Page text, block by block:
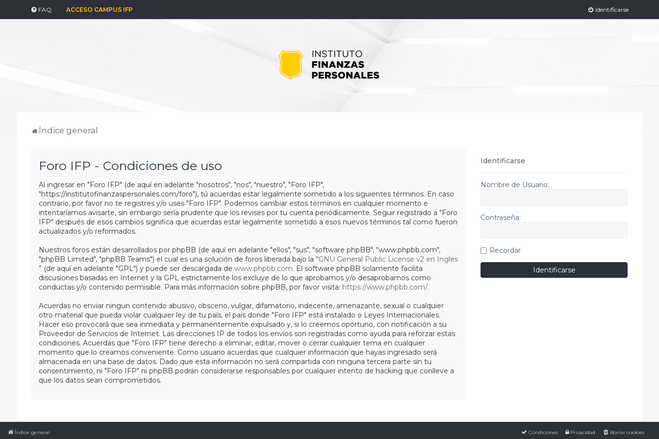
FAQ ACCESO CAMPUS IFP Identificarse
Índice general
Foro IFP - Condiciones de uso
Al ingresar en "Foro IFP" (de aquí en adelante "nosotros", "nos", "nuestro", "Foro IFP",
"https://institutofinanzaspersonales.com/foro"), tú acuerdas estar legalmente sometido a los siguientes términos. En caso
contrario, por favor no te registres y/o uses "Foro IFP". Podemos cambiar estos términos en cualquier momento e
intentaríamos avisarte, sin embargo sería prudente que los revises por tu cuenta periódicamente. Seguir registrado a "Foro
IFP" después de esos cambios significa que acuerdas estar legalmente sometido a esos nuevos términos tal como fueron
actualizados y/o reformados.
Nuestros foros están desarrollados por phpBB (de aquí en adelante "ellos", "sus", "software phpBB", "www.phpbb.com",
"phpBB Limited", "phpBB Teams") el cual es una solución de foros liberada bajo la “GNU General Public License v2 en Ingles
” (de aquí en adelante "GPL") y puede ser descargada de www.phpbb.com. El software phpBB solamente facilita
discusiones basadas en Internet y la GPL estrictamente los excluye de lo que aprobamos y/o desaprobamos como
conductas y/o contenido permisible. Para más información sobre phpBB, por favor visita: https://www.phpbb.com/.
Acuerdas no enviar ningun contenido abusivo, obsceno, vulgar, difamatorio, indecente, amenazante, sexual o cualquier
otro material que pueda violar cualquier ley de tu país, el país donde "Foro IFP" está instalado o Leyes Internacionales.
Hacer eso provocará que sea inmediata y permanentemente expulsado y, si lo creemos oportuno, con notificación a su
Proveedor de Servicios de Internet. Las direcciones IP de todos los envíos son registradas como ayuda para reforzar estas
condiciones. Acuerdas que "Foro IFP" tiene derecho a eliminar, editar, mover o cerrar cualquier tema en cualquier
momento que lo creamos conveniente. Como usuario acuerdas que cualquier información que hayas ingresado será
almacenada en una base de datos. Dado que esta información no será compartida con ninguna tercera parte sin tu
consentimiento, ni "Foro IFP" ni phpBB podrán considerarse responsables por cualquier intento de hacking que conlleve a
que los datos sean comprometidos.
Identificarse
Nombre de Usuario:
Contraseña:
Recordar
Índice general Borrar cookies
Privacidad
Condiciones